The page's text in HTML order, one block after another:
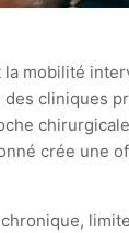
mobilité
cliniques
crée une